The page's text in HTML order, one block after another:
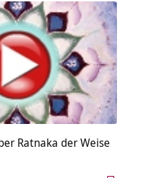
Ratnaka der Weise